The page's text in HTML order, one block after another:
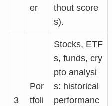
er
thout score
s).
3
Por
tfoli
Stocks, ETF
s, funds, cry
pto analysi
s: historical
performanc